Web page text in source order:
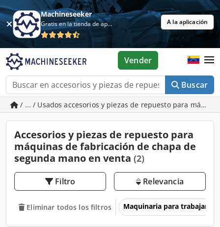
Machineseeker
Gratis en la tienda de aplicaciones A la aplicación
Buscar
Vender
/ ... / Usados accesorios y piezas de repuesto para
Accesorios y piezas de repuesto para
máquinas de fabricación de chapa de
segunda mano en venta (2)
Filtro Relevancia
Eliminar todos los filtros Maquinaria para trabajar la